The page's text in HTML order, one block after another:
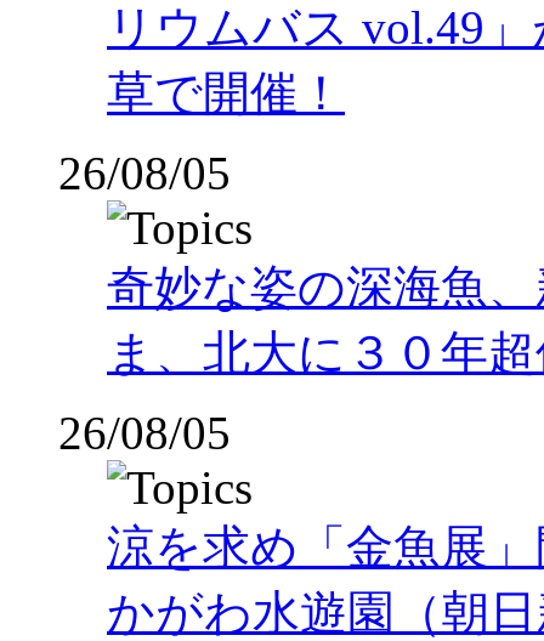
リウムバス vol.49
草で開催！
26/08/05
奇妙な姿の深海魚
ま、北大に３０年
26/08/05
涼を求め「金魚展
かがわ水遊園（朝